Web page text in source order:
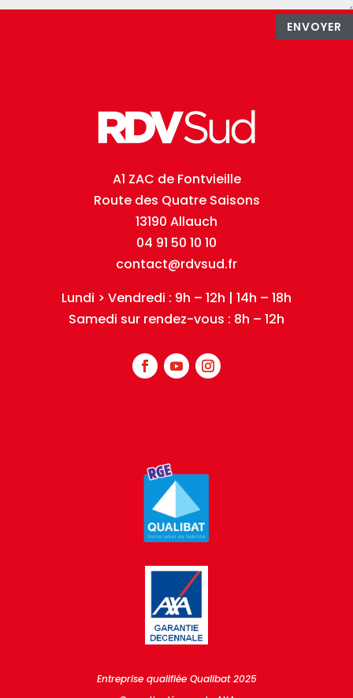
ENVOYER
A1 ZAC de Fontvieille
Route des Quatre Saisons
13190 Allauch
04 91 50 10 10
contact@rdvsud.fr
Lundi > Vendredi : 9h – 12h | 14h – 18h
Samedi sur rendez-vous : 8h – 12h
Entreprise qualifiée Qualibat 2025